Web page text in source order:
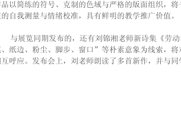
品以简练的符号、克制的色域与严格的版面组织，
的自我测量与情绪校准，具有鲜明的教学推广价值。
展览同期发布的，还有刘锦湘老师新诗集《劳动
、纸边、粉尘、脚步、窗口”等朴素意象为线索，
互呼应。发布会上，刘老师朗读了多首新作，并与